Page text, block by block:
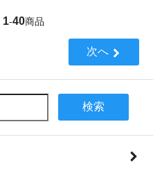
1-40商品
次へ
検索